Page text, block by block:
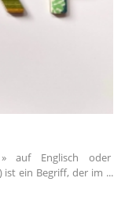
auf Englisch oder
ist ein Begriff, der im ...